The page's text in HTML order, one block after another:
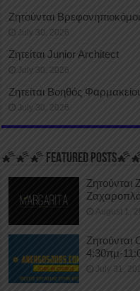
Ζητούνται
July 30, 2026
Ζητείται Junior Architect
July 30, 2026
Ζητείται Βοηθός
July 30, 2026
🌠🌠🌠 FEATURED
Ζητούνται
August 1,
4:30πμ-
July 31,